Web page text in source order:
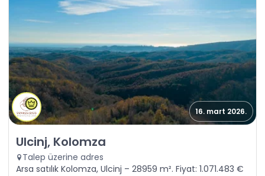
16. mart 2026.
Satılık - Arazi Ulcinj, Kolomza
Ulcinj, Kolomza
Talep üzerine adres
Arsa satılık Kolomza, Ulcinj – 28959 m². Fiyat: 1.071.483 €